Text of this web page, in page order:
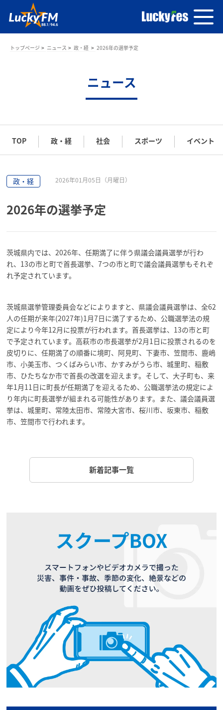
トップページ ニュース 政・経 2026年の選挙予定
ニュース
TOP 政・経 社会 スポーツ イベント
政・経 2026年01月05日（月曜日）
2026年の選挙予定
茨城県内では、2026年、任期満了に伴う県議会議員選挙が行わ
れ、13の市と町で首長選挙、7つの市と町で議会議員選挙もそれぞ
れ予定されています。
茨城県選挙管理委員会などによりますと、県議会議員選挙は、全62
人の任期が来年(2027年)1月7日に満了するため、公職選挙法の規
定により今年12月に投票が行われます。首長選挙は、13の市と町
で予定されています。高萩市の市長選挙が2月1日に投票されるのを
皮切りに、任期満了の順番に境町、阿見町、下妻市、笠間市、鹿嶋
市、小美玉市、つくばみらい市、かすみがうら市、城里町、稲敷
市、ひたちなか市で首長の改選を迎えます。そして、大子町も、来
年1月11日に町長が任期満了を迎えるため、公職選挙法の規定によ
り年内に町長選挙が組まれる可能性があります。また、議会議員選
挙は、城里町、常陸太田市、常陸大宮市、桜川市、坂東市、稲敷
市、笠間市で行われます。
新着記事一覧